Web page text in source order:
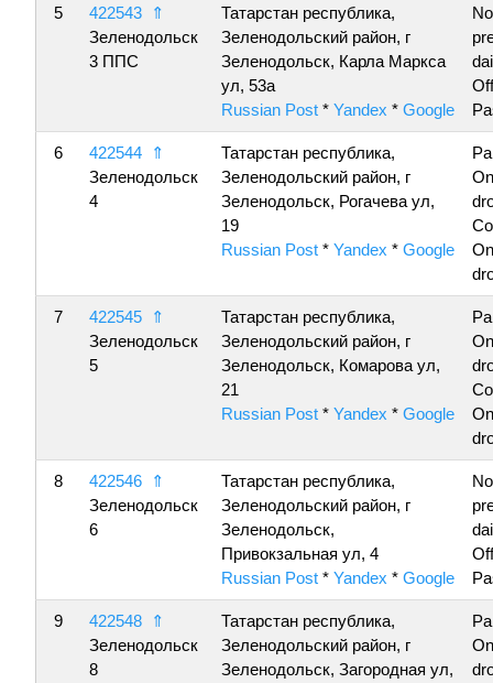
5 422543
⇑
Зеленодольск
3 ППС
Татарстан республика,
Зеленодольский район, г
Зеленодольск, Карла Маркса
ул, 53а
Russian Post * Yandex * Google
6 422544
⇑
Зеленодольск
4
Татарстан республика,
Зеленодольский район, г
Зеленодольск, Рогачева ул,
19
Russian Post * Yandex * Google
7 422545
⇑
Зеленодольск
5
Татарстан республика,
Зеленодольский район, г
Зеленодольск, Комарова ул,
21
Russian Post * Yandex * Google
8 422546
⇑
Зеленодольск
6
Татарстан республика,
Зеленодольский район, г
Зеленодольск,
Привокзальная ул, 4
Russian Post * Yandex * Google
9 422548
⇑
Зеленодольск
8
Татарстан республика,
Зеленодольский район, г
Зеленодольск, Загородная ул,